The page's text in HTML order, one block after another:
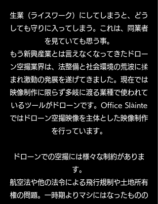
生業（ライスワーク）にしてしまうと、どう
しても守りに入ってしまう。これは、同業者
を見ていても思う事。
もう新興産業とは言えなくなってきたドロー
ン空撮業界は、法整備と社会環境の荒波に揉
まれ激動の発展を遂げてきました。現在では
映像制作に限らず多岐に渡る業種で使われて
いるツールがドローンです。Office Slàinte
ではドローン空撮映像を主体とした映像制作
を行っています。
ドローンでの空撮には様々な制約がありま
す。
航空法や他の法令による飛行規制や土地所有
権の問題。一時期よりマシにはなったものの